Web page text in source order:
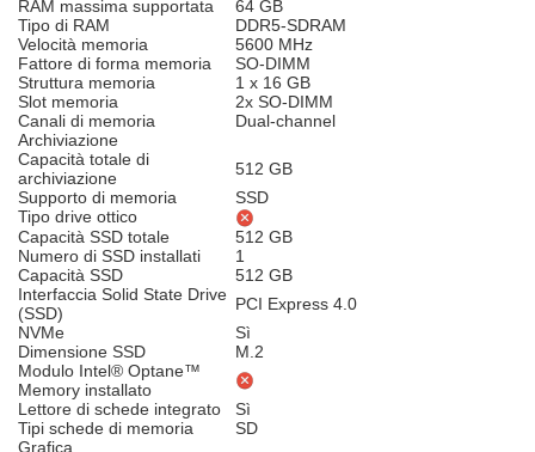
RAM massima supportata
64 GB
Tipo di RAM
DDR5-SDRAM
Velocità memoria
5600 MHz
Fattore di forma memoria
SO-DIMM
Struttura memoria
1 x 16 GB
Slot memoria
2x SO-DIMM
Canali di memoria
Dual-channel
Archiviazione
Capacità totale di
archiviazione
512 GB
Supporto di memoria
SSD
Tipo drive ottico
Capacità SSD totale
512 GB
Numero di SSD installati
1
Capacità SSD
512 GB
Interfaccia Solid State Drive
(SSD)
PCI Express 4.0
NVMe
Sì
Dimensione SSD
M.2
Modulo Intel® Optane™
Memory installato
Lettore di schede integrato
Sì
Tipi schede di memoria
SD
Grafica